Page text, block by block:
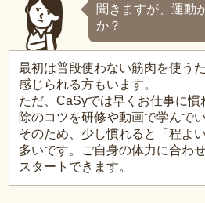
聞きますが、運動
か？
最初は普段使わない筋肉を使う
感じられる方もいます。
ただ、CaSyでは早くお仕事に
除のコツを研修や動画で学んで
そのため、少し慣れると「程よ
多いです。ご自身の体力に合わ
スタートできます。